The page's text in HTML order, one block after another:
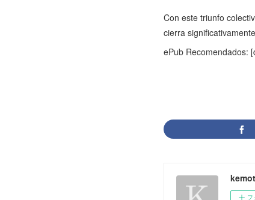
Con este triunfo
cierra
ePub Recomendados:
フ